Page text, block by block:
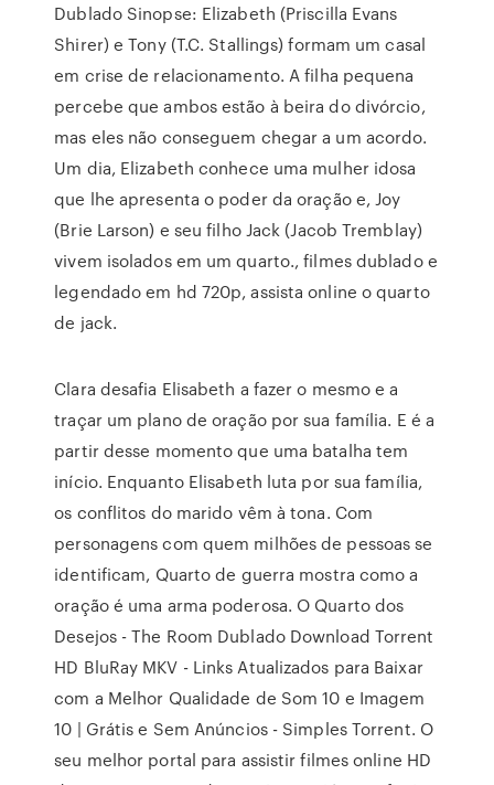
Dublado Sinopse: Elizabeth (Priscilla Evans
Shirer) e Tony (T.C. Stallings) formam um casal
em crise de relacionamento. A filha pequena
percebe que ambos estão à beira do divórcio,
mas eles não conseguem chegar a um acordo.
Um dia, Elizabeth conhece uma mulher idosa
que lhe apresenta o poder da oração e, Joy
(Brie Larson) e seu filho Jack (Jacob Tremblay)
vivem isolados em um quarto., filmes dublado e
legendado em hd 720p, assista online o quarto
de jack.
Clara desafia Elisabeth a fazer o mesmo e a
traçar um plano de oração por sua família. E é a
partir desse momento que uma batalha tem
início. Enquanto Elisabeth luta por sua família,
os conflitos do marido vêm à tona. Com
personagens com quem milhões de pessoas se
identificam, Quarto de guerra mostra como a
oração é uma arma poderosa. O Quarto dos
Desejos - The Room Dublado Download Torrent
HD BluRay MKV - Links Atualizados para Baixar
com a Melhor Qualidade de Som 10 e Imagem
10 | Grátis e Sem Anúncios - Simples Torrent. O
seu melhor portal para assistir filmes online HD